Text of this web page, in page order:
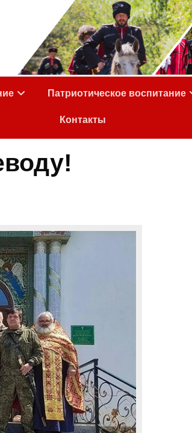
Патриотическое воспитание
Контакты